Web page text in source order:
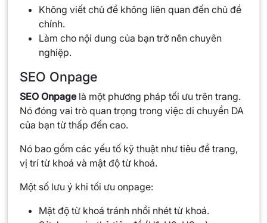
Không viết chủ đề không liên quan đến chủ đề
chính.
Làm cho nội dung của bạn trở nên chuyên
nghiệp.
SEO Onpage
SEO Onpagelà một phương pháp tối ưu trên trang.
Nó đóng vai trò quan trọng trong việc di chuyển DA
của bạn từ thấp đến cao.
Nó bao gồm các yếu tố kỹ thuật như tiêu đề trang,
vị trí từ khoá và mật độ từ khoá.
Một số lưu ý khi tối ưu onpage:
Mật độ từ khoá tránh nhồi nhét từ khoá.